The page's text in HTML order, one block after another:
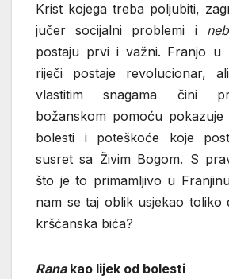
Krist kojega treba poljubiti,
jučer socijalni problemi i
postaju prvi i važni. Franjo u
riječi postaje revolucionar,
vlastitim snagama čini
božanskom pomoću
bolesti i poteškoće koje
susret sa Živim Bogom. S
što je to primamljivo u
nam se taj oblik usjekao toliko
kršćanska bića?
Ranakao lijek od bolesti